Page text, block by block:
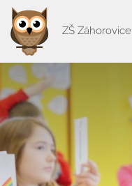
ZŠ Záhorovice